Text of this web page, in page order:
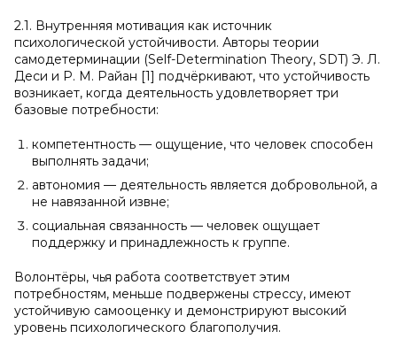
2.1. Внутренняя мотивация как источник
психологической устойчивости. Авторы теории
самодетерминации (Self-Determination Theory, SDT) Э. Л.
Деси и Р. М. Райан [1] подчёркивают, что устойчивость
возникает, когда деятельность удовлетворяет три
базовые потребности:
компетентность — ощущение, что человек способен
выполнять задачи;
автономия — деятельность является добровольной, а
не навязанной извне;
социальная связанность — человек ощущает
поддержку и принадлежность к группе.
Волонтёры, чья работа соответствует этим
потребностям, меньше подвержены стрессу, имеют
устойчивую самооценку и демонстрируют высокий
уровень психологического благополучия.